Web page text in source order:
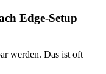
Edge-Setup
werden. Das ist oft